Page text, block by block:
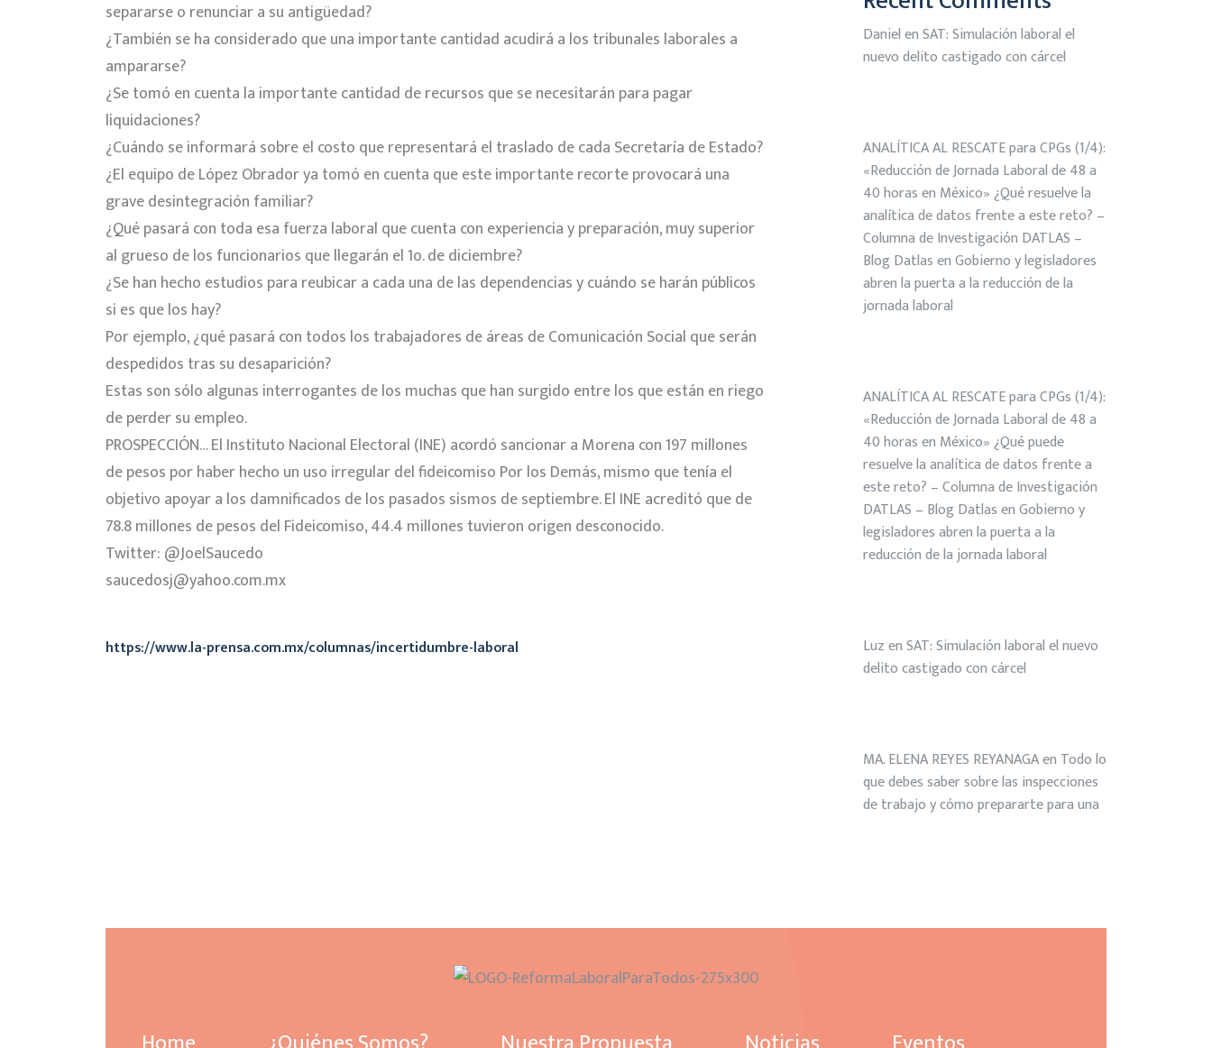
separarse o renunciar a su antigüedad?
¿También se ha considerado que una importante cantidad acudirá a los tribunales laborales a
ampararse?
¿Se tomó en cuenta la importante cantidad de recursos que se necesitarán para pagar
liquidaciones?
¿Cuándo se informará sobre el costo que representará el traslado de cada Secretaría de Estado?
¿El equipo de López Obrador ya tomó en cuenta que este importante recorte provocará una
grave desintegración familiar?
¿Qué pasará con toda esa fuerza laboral que cuenta con experiencia y preparación, muy superior
al grueso de los funcionarios que llegarán el 1o. de diciembre?
¿Se han hecho estudios para reubicar a cada una de las dependencias y cuándo se harán públicos
si es que los hay?
Por ejemplo, ¿qué pasará con todos los trabajadores de áreas de Comunicación Social que serán
despedidos tras su desaparición?
Estas son sólo algunas interrogantes de los muchas que han surgido entre los que están en riego
de perder su empleo.
PROSPECCIÓN… El Instituto Nacional Electoral (INE) acordó sancionar a Morena con 197 millones
de pesos por haber hecho un uso irregular del fideicomiso Por los Demás, mismo que tenía el
objetivo apoyar a los damnificados de los pasados sismos de septiembre. El INE acreditó que de
78.8 millones de pesos del Fideicomiso, 44.4 millones tuvieron origen desconocido.
Twitter: @JoelSaucedo
saucedosj@yahoo.com.mx
https://www.la-prensa.com.mx/columnas/incertidumbre-laboral
DanielenSAT: Simulación laboral el
nuevo delito castigado con cárcel
ANALÍTICA AL RESCATE para CPGs (1/4):
«Reducción de Jornada Laboral de 48 a
40 horas en México» ¿Qué resuelve la
analítica de datos frente a este reto? –
Columna de Investigación DATLAS –
Blog DatlasenGobierno y legisladores
abren la puerta a la reducción de la
jornada laboral
ANALÍTICA AL RESCATE para CPGs (1/4):
«Reducción de Jornada Laboral de 48 a
40 horas en México» ¿Qué puede
resuelve la analítica de datos frente a
este reto? – Columna de Investigación
DATLAS – Blog DatlasenGobierno y
legisladores abren la puerta a la
reducción de la jornada laboral
LuzenSAT: Simulación laboral el nuevo
delito castigado con cárcel
MA. ELENA REYES REYANAGAen Todo lo
que debes saber sobre las inspecciones
de trabajo y cómo prepararte para una